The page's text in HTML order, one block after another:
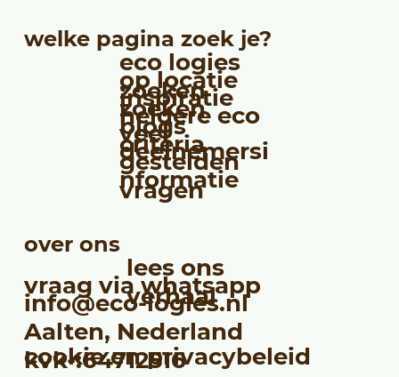
welke pagina zoek je?
over ons
info@eco-logies.nl
Aalten, Nederland
kvk-:64712516
cookie en privacybeleid
lees ons
verhaal
op locatie
zoeken
veel
gestelden
vragen
heldere eco
criteria
inspiratie
blogs
eco logies
zoeken
deelnemersi
nformatie
vraag via whatsapp